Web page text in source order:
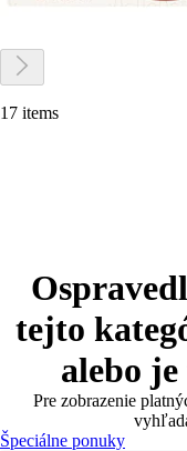
17 items
tejto
alebo
Pre zobrazenie
Špeciálne ponuky